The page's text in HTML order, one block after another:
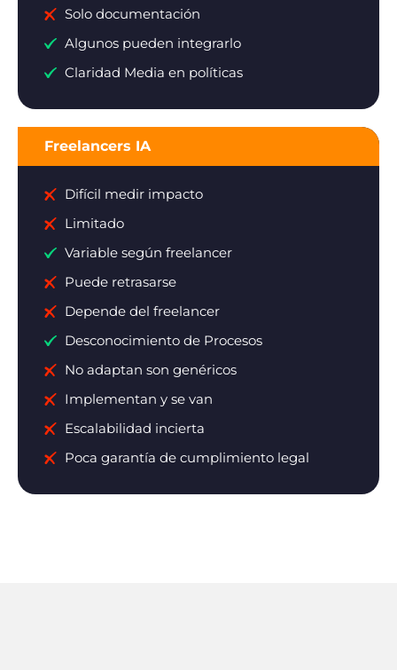
Solo documentación
Algunos pueden integrarlo
Claridad Media en políticas
Freelancers IA
Difícil medir impacto
Limitado
Variable según freelancer
Puede retrasarse
Depende del freelancer
Desconocimiento de Procesos
No adaptan son genéricos
Implementan y se van
Escalabilidad incierta
Poca garantía de cumplimiento legal